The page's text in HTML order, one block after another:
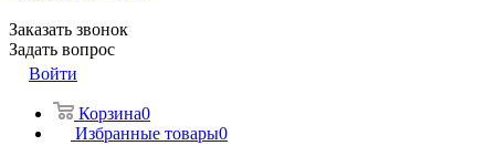
Заказать звонок
Задать вопрос
Войти
Корзина0
Избранные товары0